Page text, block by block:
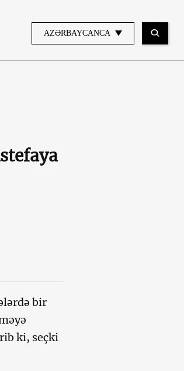
AZƏRBAYCANCA
bir
ki, seçki